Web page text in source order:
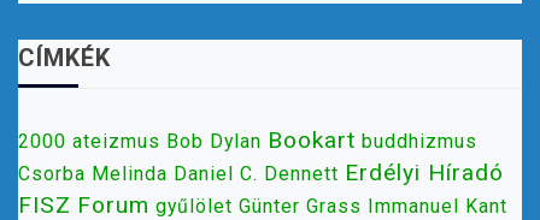
CÍMKÉK
2000 ateizmus Bob Dylan Bookart buddhizmus
Csorba Melinda Daniel C. Dennett Erdélyi Híradó
FISZ Forum gyűlölet Günter Grass Immanuel Kant